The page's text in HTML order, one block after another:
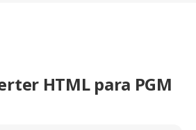
HTML para PGM